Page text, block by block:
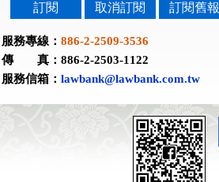
訂閱 取消訂閱 訂閱舊報
服務專線： 886-2-2509-3536
傳 真：886-2-2503-1122
服務信箱： lawbank@lawbank.com.tw